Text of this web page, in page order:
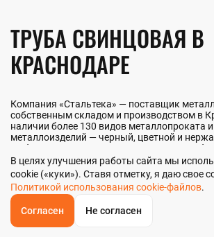
ОБРАТНЫЙЗВОНОК
ТРУБА СВИНЦОВАЯ В
КРАСНОДАРЕ
Компания «Стальтека» — поставщик
собственным складом и производством в
наличии более 130 видов металлопроката
металлоизделий — черный, цветной и
любых типоразмеров. Мы реализуем трубу
оптом, так и в розницу прямо со склада из
заказ. Контроль качества на всех этапах —
анализа до отгрузки.
НАШИ ПРЕИМУЩЕСТВА
Главная
В целях улучшения работы сайта мы
cookie («куки»). Ставя отметку, я даю свое
Политикой использования cookie-файлов.
Согласен Не согласен